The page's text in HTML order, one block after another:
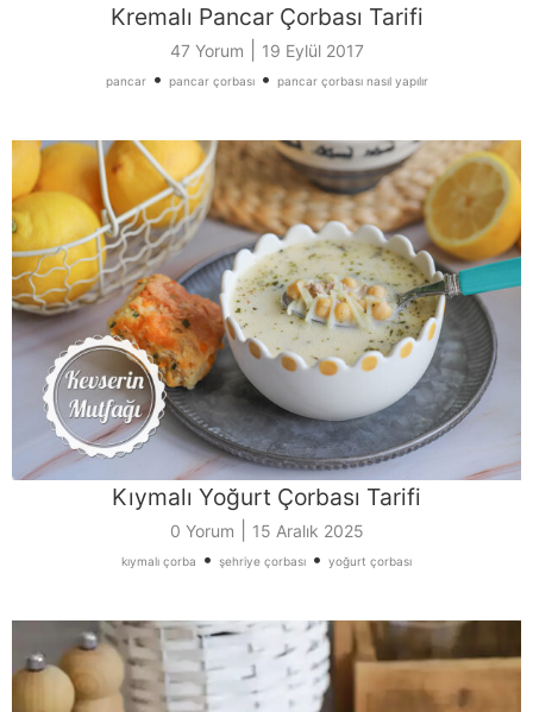
Kremalı Pancar Çorbası Tarifi
47 Yorum 19 Eylül 2017
pancar• pancar çorbası• pancar çorbası nasıl yapılır
Kıymalı Yoğurt Çorbası Tarifi
0 Yorum 15 Aralık 2025
kıymalı çorba • şehriye çorbası • yoğurt çorbası